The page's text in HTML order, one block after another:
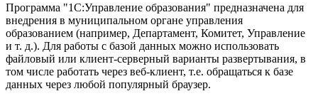
Программа "1С:Управление образования" предназначена для
внедрения в муниципальном органе управления
образованием (например, Департамент, Комитет, Управление
и т. д.). Для работы с базой данных можно использовать
файловый или клиент-серверный варианты развертывания, в
том числе работать через веб-клиент, т.е. обращаться к базе
данных через любой популярный браузер.